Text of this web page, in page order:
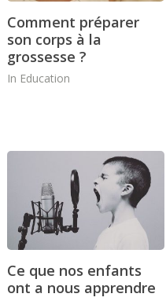
Comment préparer
son corps à la
grossesse ?
In Education
Ce que nos enfants
ont a nous apprendre